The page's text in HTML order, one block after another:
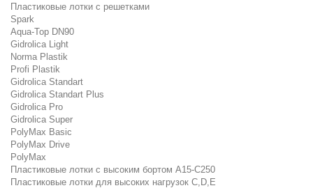
Пластиковые лотки с решетками
Spark
Aqua-Top DN90
Gidrolica Light
Norma Plastik
Profi Plastik
Gidrolica Standart
Gidrolica Standart Plus
Gidrolica Pro
Gidrolica Super
PolyMax Basic
PolyMax Drive
PolyMax
Пластиковые лотки с высоким бортом А15-C250
Пластиковые лотки для высоких нагрузок C,D,E